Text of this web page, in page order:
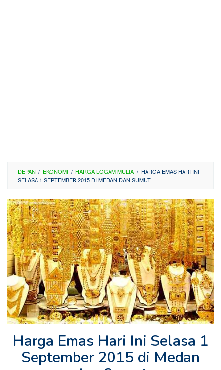
DEPAN / EKONOMI / HARGA LOGAM MULIA / HARGA EMAS HARI INI
SELASA 1 SEPTEMBER 2015 DI MEDAN DAN SUMUT
Harga Emas Hari Ini Selasa 1
September 2015 di Medan